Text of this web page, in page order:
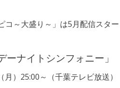
コ～大盛り～」は5月配信スター
ーナイトシンフォニー」
）25:00～（千葉テレビ放送）